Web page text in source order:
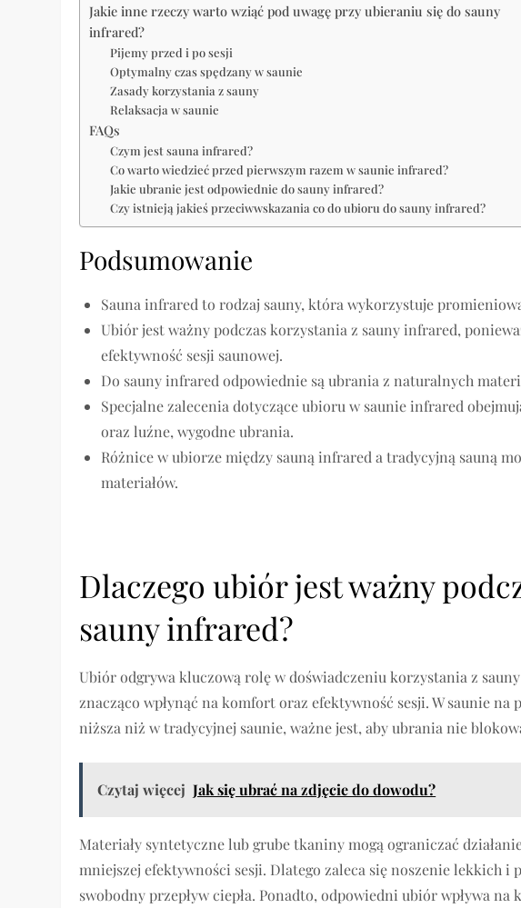
Jakie inne rzeczy warto wziąć pod uwagę przy ubieraniu się do sauny
infrared?
Pijemy przed i po sesji
Optymalny czas spędzany w saunie
Zasady korzystania z sauny
Relaksacja w saunie
FAQs
Czym jest sauna infrared?
Co warto wiedzieć przed pierwszym razem w saunie infrared?
Jakie ubranie jest odpowiednie do sauny infrared?
Czy istnieją jakieś przeciwwskazania co do ubioru do sauny infrared?
Podsumowanie
Sauna infrared to rodzaj sauny, która wykorzystuje
Ubiór jest ważny podczas korzystania z sauny infrared,
efektywność sesji saunowej.
Do sauny infrared odpowiednie są ubrania z naturalnych
Specjalne zalecenia dotyczące ubioru w saunie infrared
oraz luźne, wygodne ubrania.
Różnice w ubiorze między sauną infrared a tradycyjną sauną
materiałów.
Dlaczego ubiór jest ważny
sauny infrared?
Ubiór odgrywa kluczową rolę w doświadczeniu korzystania z
znacząco wpłynąć na komfort oraz efektywność sesji. W saunie
niższa niż w tradycyjnej saunie, ważne jest, aby ubrania nie
Czytaj więcej Jak się ubrać na zdjęcie do dowodu?
Materiały syntetyczne lub grube tkaniny mogą ograniczać
mniejszej efektywności sesji. Dlatego zaleca się noszenie lekkich
swobodny przepływ ciepła. Ponadto, odpowiedni ubiór wpływa